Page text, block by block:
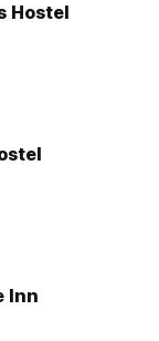
Hostel
Inn